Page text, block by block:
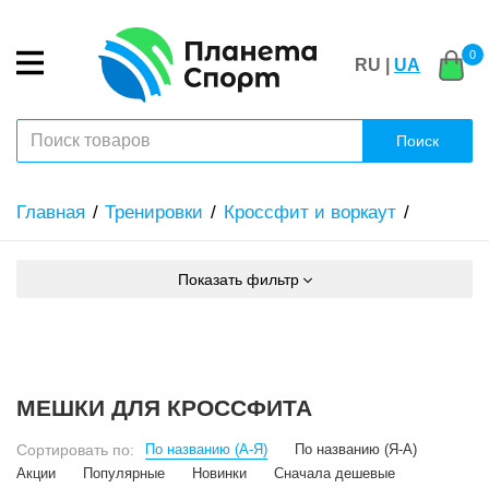
RU | UA
0
Поиск
Главная Тренировки Кроссфит и воркаут
Показать фильтр
МЕШКИ ДЛЯ КРОССФИТА
Сортировать по: По названию (А-Я)
По названию (Я-А)
Акции
Популярные Новинки
Сначала дешевые